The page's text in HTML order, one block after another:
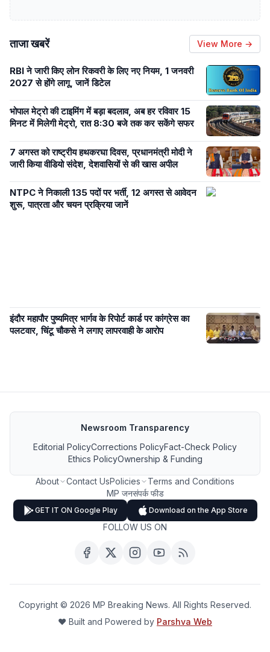
ताजा खबरें View More →
RBI ने जारी किए लोन रिकवरी के लिए नए नियम, 1 जनवरी
2027 से होंगे लागू, जानें डिटेल
भोपाल मेट्रो की टाइमिंग में बड़ा बदलाव, अब हर रविवार 15
मिनट में मिलेगी मेट्रो, रात 8:30 बजे तक कर सकेंगे सफर
7 अगस्त को राष्ट्रीय हथकरघा दिवस, प्रधानमंत्री मोदी ने
जारी किया वीडियो संदेश, देशवासियों से की खास अपील
NTPC ने निकाली 135 पदों पर भर्ती, 12 अगस्त से आवेदन
शुरू, पात्रता और चयन प्रक्रिया जानें
इंदौर महापौर पुष्यमित्र भार्गव के रिपोर्ट कार्ड पर कांग्रेस का
पलटवार, चिंटू चौकसे ने लगाए लापरवाही के आरोप
Newsroom Transparency
Editorial PolicyCorrections PolicyFact-Check Policy
Ethics PolicyOwnership & Funding
About Contact UsPolicies
Terms and Conditions
MP जनसंपर्क फीड
GET IT ON Google Play Download on the App Store
FOLLOW US ON
Copyright © 2026 MP Breaking News. All Rights Reserved.
❤️ Built and Powered by Parshva Web